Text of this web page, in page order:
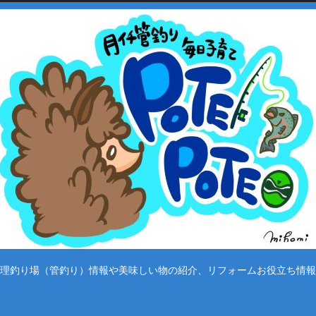
釣り場（管釣り）情報や美味しい物の紹介、リフォームお役立ち情